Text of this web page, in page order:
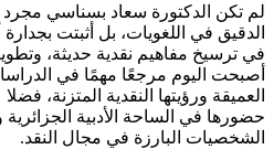
لم تكن الدكتورة سعاد بسناسي
الدقيق في اللغويات، بل أثبتت
في ترسيخ مفاهيم نقدية حديثة،
أصبحت اليوم مرجعًا مهمًا في
العميقة ورؤيتها النقدية المتزنة،
حضورها في الساحة الأدبية الجزائرية
الشخصيات البارزة في مجال النقد.